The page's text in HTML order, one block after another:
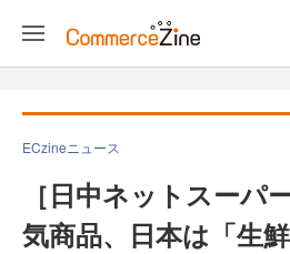
ECzineニュース
［日中ネットスーパ
気商品、日本は「生